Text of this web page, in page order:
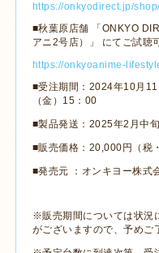
https://onkyodirect.jp/
■秋葉原店舗 「ONKYO
アニ2号店）」 にてご試聴
https://onkyoanime-
■受注期間：2024年10月
（金）15：00
■製品発送：2025年2月中
■販売価格：20,000円（税
■発売元 ：オンキヨー株式
※販売期間については状況
がございますので、予めご